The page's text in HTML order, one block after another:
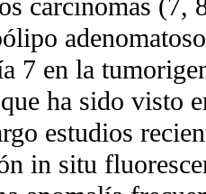
carcinomas (7,
7 en la
ha sido visto
estudios
in situ